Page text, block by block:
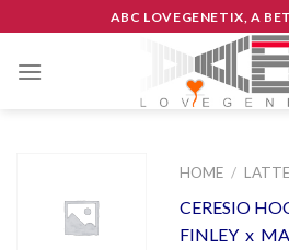
to
content
ABC LOVEGENETIX, A
HOME / LATTE
CERESIO
FINLEY x